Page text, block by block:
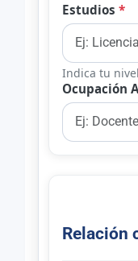
Estudios*
Indica tu
Ocupación
Relación